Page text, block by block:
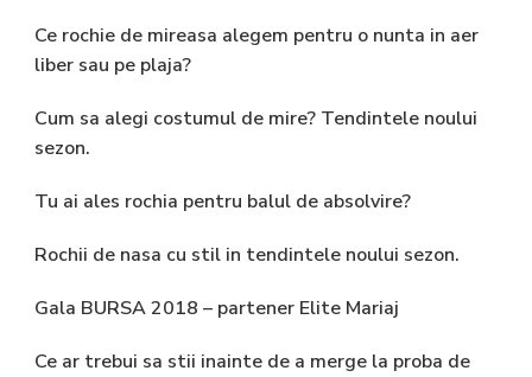
Ce rochie de mireasa alegem pentru o nunta in aer
liber sau pe plaja?
Cum sa alegi costumul de mire? Tendintele noului
sezon.
Tu ai ales rochia pentru balul de absolvire?
Rochii de nasa cu stil in tendintele noului sezon.
Gala BURSA 2018 – partener Elite Mariaj
Ce ar trebui sa stii inainte de a merge la proba de